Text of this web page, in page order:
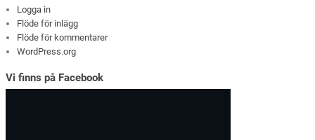
Logga in
Flöde för inlägg
Flöde för kommentarer
WordPress.org
Vi finns på Facebook